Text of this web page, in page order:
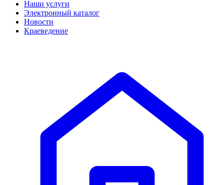
Наши услуги
Электронный каталог
Новости
Краеведение